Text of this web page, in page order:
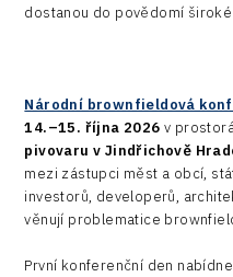
dostanou do povědomí
Národní brownfieldová
14.–15. října 2026 v
pivovaru v Jindřichově
mezi zástupci měst a obcí,
investorů, developerů,
věnují problematice
První konferenční den